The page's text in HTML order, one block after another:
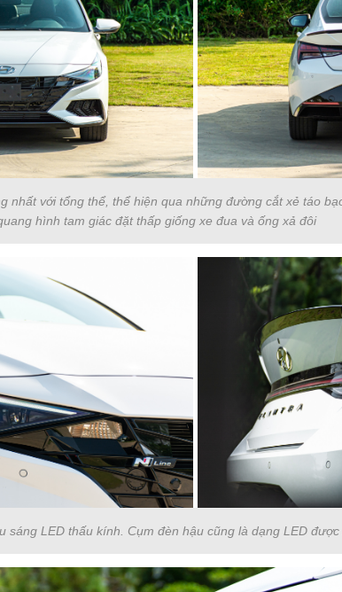
nhất với tổng thể, thể hiện qua những đường cắt xẻ táo
hình tam giác đặt thấp giống xe đua và ống xả đôi
sáng LED thấu kính. Cụm đèn hậu cũng là dạng LED